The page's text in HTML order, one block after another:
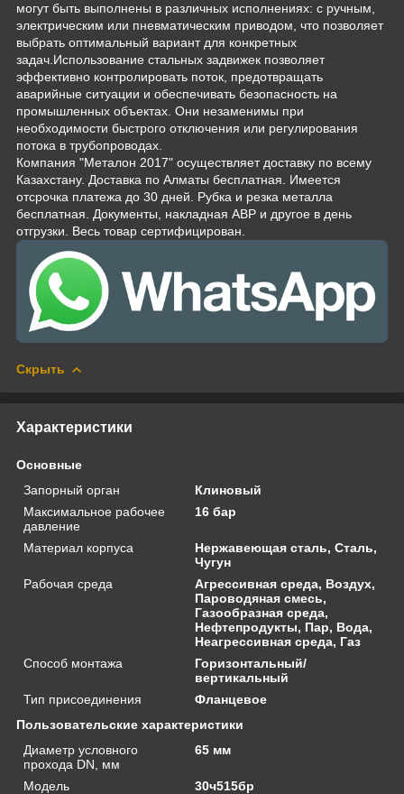
могут быть выполнены в различных исполнениях: с ручным,
электрическим или пневматическим приводом, что позволяет
выбрать оптимальный вариант для конкретных
задач.Использование стальных задвижек позволяет
эффективно контролировать поток, предотвращать
аварийные ситуации и обеспечивать безопасность на
промышленных объектах. Они незаменимы при
необходимости быстрого отключения или регулирования
потока в трубопроводах.
Компания "Металон 2017" осуществляет доставку по всему
Казахстану. Доставка по Алматы бесплатная. Имеется
отсрочка платежа до 30 дней. Рубка и резка металла
бесплатная. Документы, накладная АВР и другое в день
отгрузки. Весь товар сертифицирован.
Скрыть
Характеристики
Основные
Запорный орган
Клиновый
Максимальное рабочее
давление
16 бар
Материал корпуса
Нержавеющая сталь, Сталь,
Чугун
Рабочая среда
Агрессивная среда, Воздух,
Пароводяная смесь,
Газообразная среда,
Нефтепродукты, Пар, Вода,
Неагрессивная среда, Газ
Способ монтажа
Горизонтальный/
вертикальный
Тип присоединения
Фланцевое
Пользовательские характеристики
Диаметр условного
прохода DN, мм
65 мм
Модель 30ч515бр